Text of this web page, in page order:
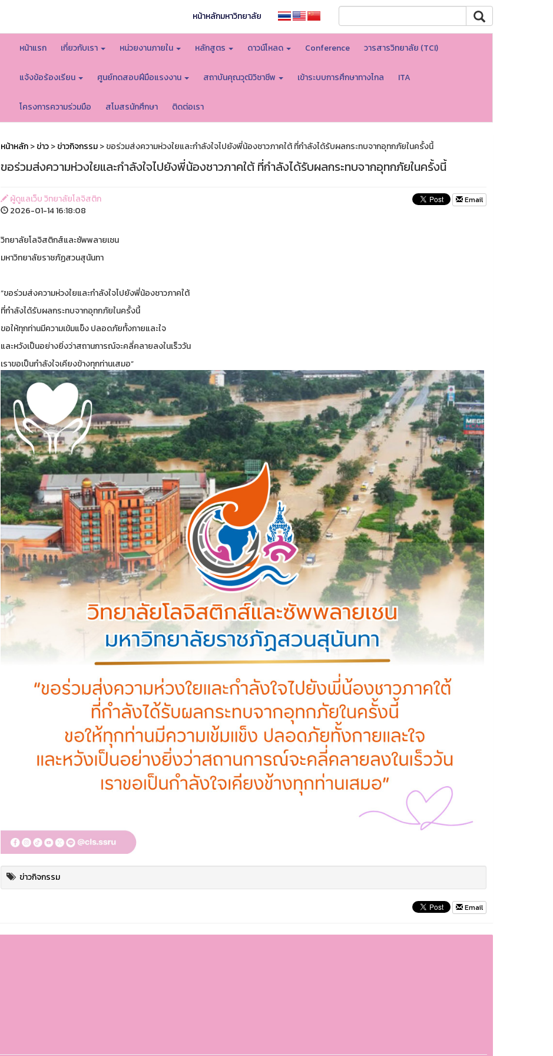
หน้าหลักมหาวิทยาลัย
หน้าแรก เกี่ยวกับเรา หน่วยงานภายใน หลักสูตร ดาวน์โหลด Conference วารสารวิทยาลัย (TCI)
แจ้งข้อร้องเรียน ศูนย์ทดสอบฝีมือแรงงาน สถาบันคุณวุฒิวิชาชีพ เข้าระบบการศึกษาทางไกล ITA
โครงการความร่วมมือ สโมสรนักศึกษา ติดต่อเรา
หน้าหลัก>ข่าว>ข่าวกิจกรรม> ขอร่วมส่งความห่วงใยและกำลังใจไปยังพี่น้องชาวภาคใต้ ที่กำลังได้รับผลกระทบจากอุทกภัยในครั้งนี้
ขอร่วมส่งความห่วงใยและกำลังใจไปยังพี่น้องชาวภาคใต้ ที่กำลังได้รับผลกระทบจากอุทกภัยในครั้งนี้
ผู้ดูแลเว็บ วิทยาลัยโลจิสติก
2026-01-14 16:18:08
Email
วิทยาลัยโลจิสติกส์และซัพพลายเชน
มหาวิทยาลัยราชภัฏสวนสุนันทา
“ขอร่วมส่งความห่วงใยและกำลังใจไปยังพี่น้องชาวภาคใต้
ที่กำลังได้รับผลกระทบจากอุทกภัยในครั้งนี้
ขอให้ทุกท่านมีความเข้มแข็ง ปลอดภัยทั้งกายและใจ
และหวังเป็นอย่างยิ่งว่าสถานการณ์จะคลี่คลายลงในเร็ววัน
เราขอเป็นกำลังใจเคียงข้างทุกท่านเสมอ”
ข่าวกิจกรรม
Email